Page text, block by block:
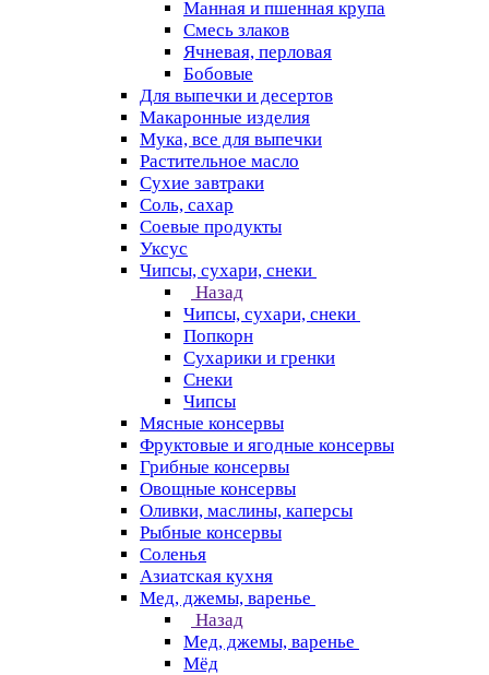
Манная и пшенная крупа
Смесь злаков
Ячневая, перловая
Бобовые
Для выпечки и десертов
Макаронные изделия
Мука, все для выпечки
Растительное масло
Сухие завтраки
Соль, сахар
Соевые продукты
Уксус
Чипсы, сухари, снеки
Назад
Чипсы, сухари, снеки
Попкорн
Сухарики и гренки
Снеки
Чипсы
Мясные консервы
Фруктовые и ягодные консервы
Грибные консервы
Овощные консервы
Оливки, маслины, каперсы
Рыбные консервы
Соленья
Азиатская кухня
Мед, джемы, варенье
Назад
Мед, джемы, варенье
Мёд